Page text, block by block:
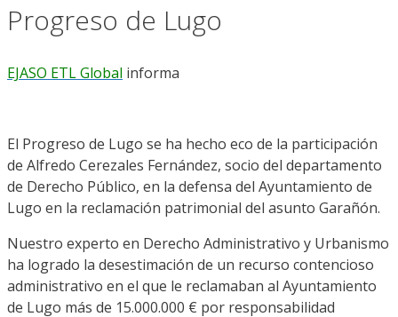
Progreso de Lugo
EJASO ETL Global informa
El Progreso de Lugo se ha hecho eco de la participación
de Alfredo Cerezales Fernández, socio del departamento
de Derecho Público, en la defensa del Ayuntamiento de
Lugo en la reclamación patrimonial del asunto Garañón.
Nuestro experto en Derecho Administrativo y Urbanismo
ha logrado la desestimación de un recurso contencioso
administrativo en el que le reclamaban al Ayuntamiento
de Lugo más de 15.000.000 € por responsabilidad